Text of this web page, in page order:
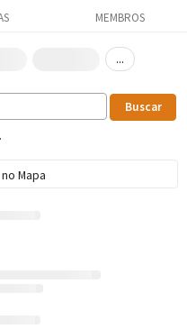
MEMBROS
...
Mapa